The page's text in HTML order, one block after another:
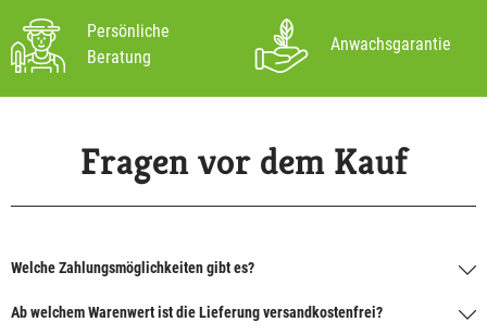
Persönliche
Beratung
Anwachsgarantie
Fragen vor dem Kauf
Welche Zahlungsmöglichkeiten gibt es?
Ab welchem Warenwert ist die Lieferung versandkostenfrei?